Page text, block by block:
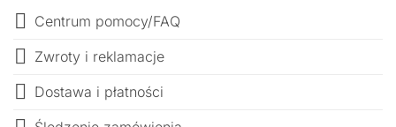
Centrum pomocy/FAQ
Zwroty i reklamacje
Dostawa i płatności